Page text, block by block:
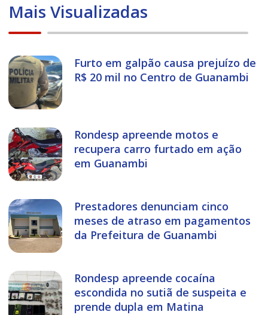
Mais Visualizadas
Furto em galpão causa prejuízo de
R$ 20 mil no Centro de Guanambi
Rondesp apreende motos e
recupera carro furtado em ação
em Guanambi
Prestadores denunciam cinco
meses de atraso em pagamentos
da Prefeitura de Guanambi
Rondesp apreende cocaína
escondida no sutiã de suspeita e
prende dupla em Matina